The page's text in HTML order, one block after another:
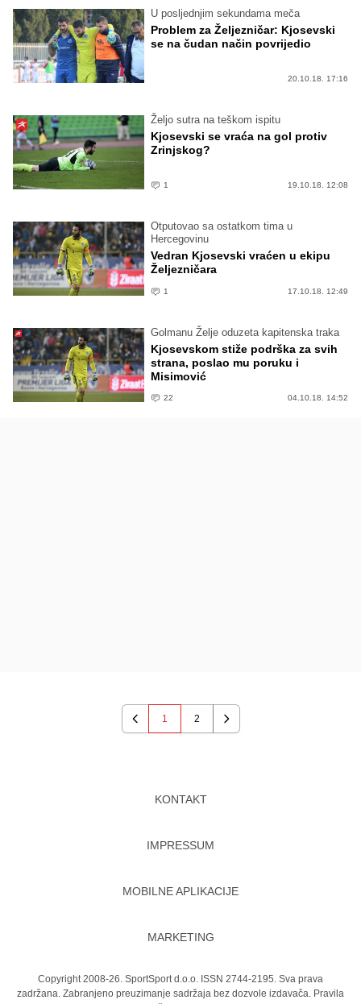
U posljednjim sekundama meča
Problem za Željezničar: Kjosevski
se na čudan način povrijedio
20.10.18. 17:16
Željo sutra na teškom ispitu
Kjosevski se vraća na gol protiv
Zrinjskog?
1 19.10.18. 12:08
Otputovao sa ostatkom tima u
Hercegovinu
Vedran Kjosevski vraćen u ekipu
Željezničara
1 17.10.18. 12:49
Golmanu Želje oduzeta kapitenska traka
Kjosevskom stiže podrška za svih
strana, poslao mu poruku i
Misimović
22 04.10.18. 14:52
Previous
1 2
Next
KONTAKT
IMPRESSUM
MOBILNE APLIKACIJE
MARKETING
Copyright 2008-26. SportSport d.o.o. ISSN 2744-2195. Sva prava
zadržana. Zabranjeno preuzimanje sadržaja bez dozvole izdavača. Pravila